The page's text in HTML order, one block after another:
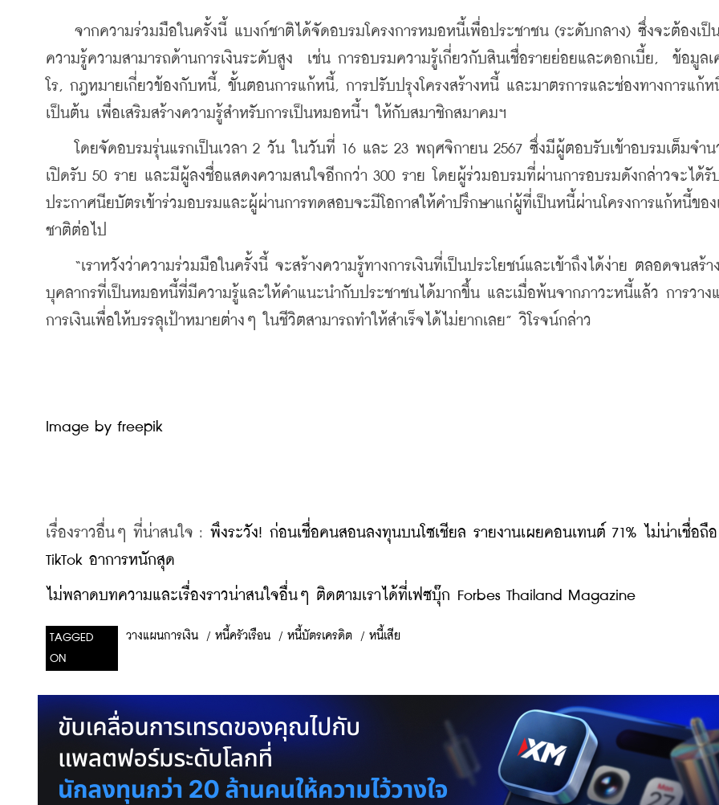
จากความร่วมมือในครั้งนี้ แบงก์ชาติได้จัดอบรมโครงการหมอหนี้เพื่อประชาชน (ระดับกลาง) ซึ่งจะต้องเป็
ความรู้ความสามารถด้านการเงินระดับสูง  เช่น การอบรมความรู้เกี่ยวกับสินเชื่อรายย่อยและดอกเบี้ย,  ข้อมูล
โร, กฎหมายเกี่ยวข้องกับหนี้, ขั้นตอนการแก้หนี้, การปรับปรุงโครงสร้างหนี้ และมาตรการและช่องทางการแก้ห
เป็นต้น เพื่อเสริมสร้างความรู้สำหรับการเป็นหมอหนี้ฯ ให้กับสมาชิกสมาคมฯ
โดยจัดอบรมรุ่นแรกเป็นเวลา 2 วัน ในวันที่ 16 และ 23 พฤศจิกายน 2567 ซึ่งมีผู้ตอบรับเข้าอบรมเต็มจำน
เปิดรับ 50 ราย และมีผู้ลงชื่อแสดงความสนใจอีกกว่า 300 ราย โดยผู้ร่วมอบรมที่ผ่านการอบรมดังกล่าวจะได้รั
ประกาศนียบัตรเข้าร่วมอบรมและผู้ผ่านการทดสอบจะมีโอกาสให้คำปรึกษาแก่ผู้ที่เป็นหนี้ผ่านโครงการแก้หนี้ขอ
ชาติต่อไป
“เราหวังว่าความร่วมมือในครั้งนี้ จะสร้างความรู้ทางการเงินที่เป็นประโยชน์และเข้าถึงได้ง่าย ตลอดจนสร้าง
บุคลากรที่เป็นหมอหนี้ที่มีความรู้และให้คำแนะนำกับประชาชนได้มากขึ้น และเมื่อพ้นจากภาวะหนี้แล้ว การวาง
การเงินเพื่อให้บรรลุเป้าหมายต่างๆ ในชีวิตสามารถทำให้สำเร็จได้ไม่ยากเลย” วิโรจน์กล่าว
Image by freepik
เรื่องราวอื่นๆ ที่น่าสนใจ : พึงระวัง! ก่อนเชื่อคนสอนลงทุนบนโซเชียล รายงานเผยคอนเทนต์ 71% ไม่น่าเชื่อถือ
TikTok อาการหนักสุด
ไม่พลาดบทความและเรื่องราวน่าสนใจอื่นๆ ติดตามเราได้ที่เฟซบุ๊ก Forbes Thailand Magazine
TAGGED
ON
วางแผนการเงิน / หนี้ครัวเรือน / หนี้บัตรเครดิต / หนี้เสีย